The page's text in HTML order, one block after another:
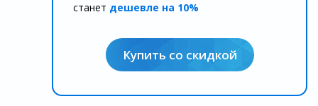
станет дешевле на 10%
Купить со скидкой